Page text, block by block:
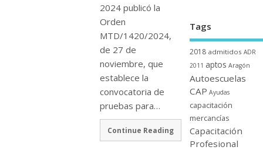
2024 publicó la
Orden
MTD/1420/2024,
de 27 de
noviembre, que
establece la
convocatoria de
pruebas para…
Continue Reading
Tags
2018 admitidos ADR
2011 aptos Aragón
Autoescuelas
CAP Ayudas
capacitación
mercancí­as
Capacitación
Profesional